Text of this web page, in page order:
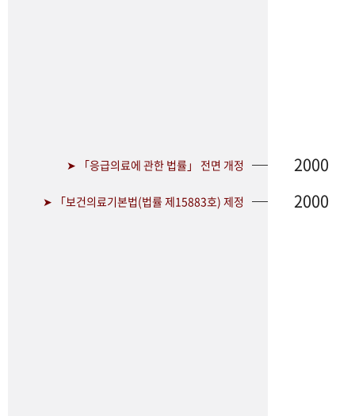
➤ 「응급의료에 관한 법률」 전면 개정 2000
➤ 「보건의료기본법(법률 제15883호) 제정 2000